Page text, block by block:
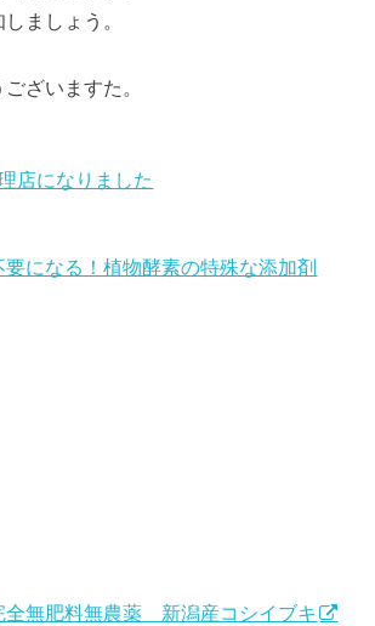
ましょう。
ざいますた。
店になりました
要になる！植物酵素の特殊な添加剤
無肥料無農薬 新潟産コシイブキ